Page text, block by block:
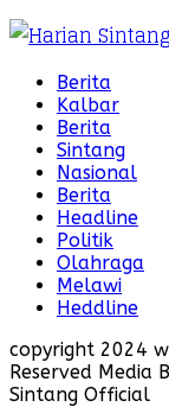
Berita
Kalbar
Berita
Sintang
Nasional
Berita
Headline
Politik
Olahraga
Melawi
Heddline
copyright 2024
Reserved Media
Sintang Official